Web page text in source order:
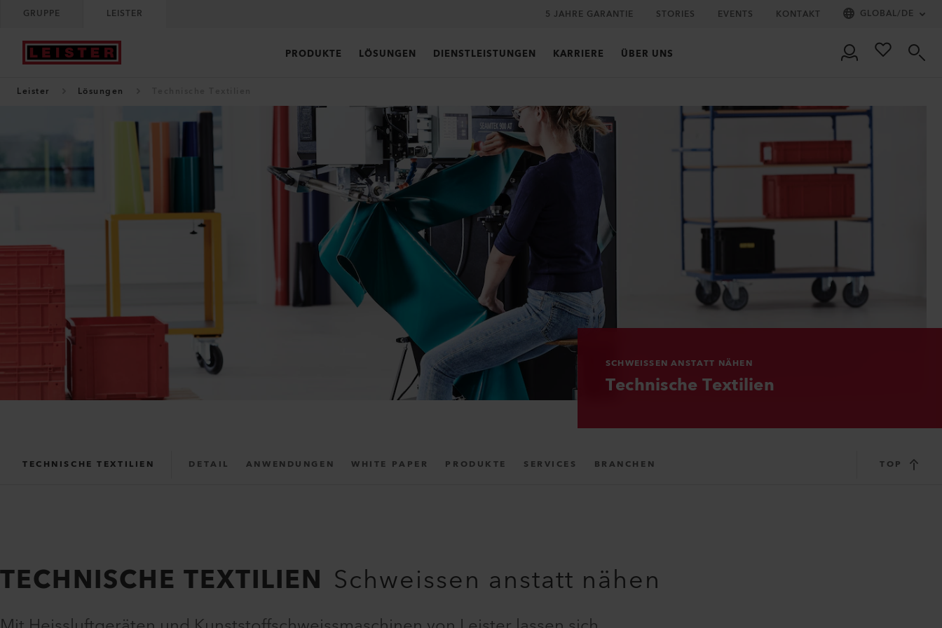
GRUPPE LEISTER 5 JAHRE GARANTIE STORIES EVENTS KONTAKT GLOBAL/DE
PRODUKTE LÖSUNGEN DIENSTLEISTUNGEN KARRIERE ÜBER UNS
Leister Lösungen
SCHWEISSEN ANSTATT NÄHEN
Technische Textilien
TECHNISCHE TEXTILIEN DETAIL ANWENDUNGEN WHITE PAPER PRODUKTE SERVICES BRANCHEN TOP
TECHNISCHE TEXTILIEN Schweissen anstatt nähen